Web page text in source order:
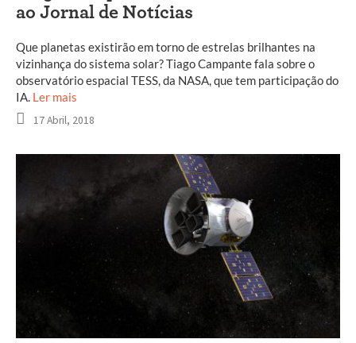
ao Jornal de Notícias
Que planetas existirão em torno de estrelas brilhantes na
vizinhança do sistema solar? Tiago Campante fala sobre o
observatório espacial TESS, da NASA, que tem participação do
IA. Ler mais
17 Abril, 2018